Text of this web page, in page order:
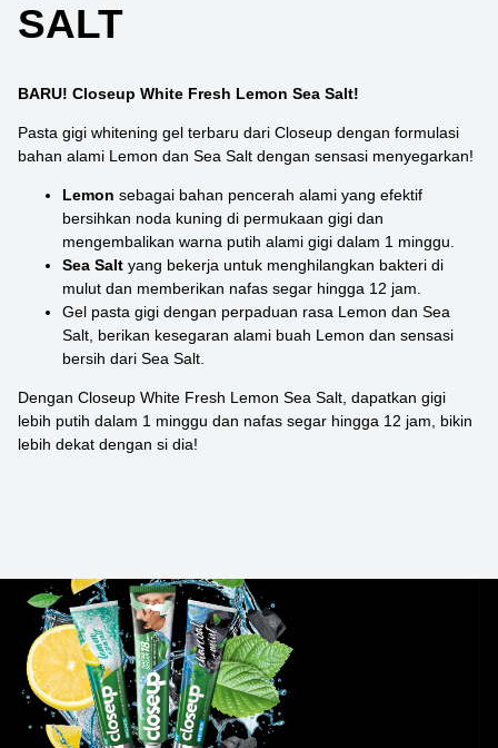
SALT
BARU! Closeup White Fresh Lemon Sea Salt!
Pasta gigi whitening gel terbaru dari Closeup dengan formulasi
bahan alami Lemon dan Sea Salt dengan sensasi menyegarkan!
Lemon sebagai bahan pencerah alami yang efektif
bersihkan noda kuning di permukaan gigi dan
mengembalikan warna putih alami gigi dalam 1 minggu.
Sea Salt yang bekerja untuk menghilangkan bakteri di
mulut dan memberikan nafas segar hingga 12 jam.
Gel pasta gigi dengan perpaduan rasa Lemon dan Sea
Salt, berikan kesegaran alami buah Lemon dan sensasi
bersih dari Sea Salt.
Dengan Closeup White Fresh Lemon Sea Salt, dapatkan gigi
lebih putih dalam 1 minggu dan nafas segar hingga 12 jam, bikin
lebih dekat dengan si dia!